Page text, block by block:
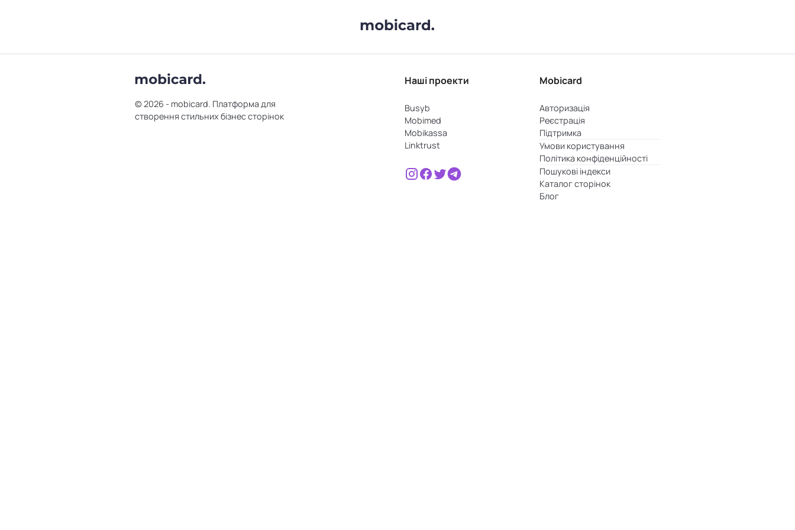
© 2026 - mobicard. Платформа для
створення стильних бізнес сторінок
Наші проекти
Busyb
Mobimed
Mobikassa
Linktrust
Mobicard
Авторизація
Реєстрація
Підтримка
Умови користування
Політика конфіденційності
Пошукові індекси
Каталог сторінок
Блог